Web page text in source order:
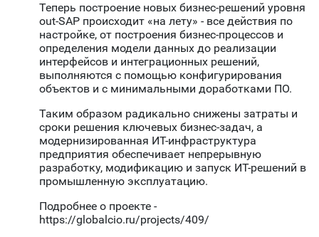
Теперь построение новых бизнес-решений уровня
out-SAP происходит «на лету» - все действия по
настройке, от построения бизнес-процессов и
определения модели данных до реализации
интерфейсов и интеграционных решений,
выполняются с помощью конфигурирования
объектов и с минимальными доработками ПО.
Таким образом радикально снижены затраты и
сроки решения ключевых бизнес-задач, а
модернизированная ИТ-инфраструктура
предприятия обеспечивает непрерывную
разработку, модификацию и запуск ИТ-решений в
промышленную эксплуатацию.
Подробнее о проекте -
https://globalcio.ru/projects/409/